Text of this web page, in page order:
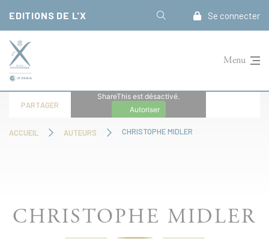
EDITIONS DE L'X Se connecter
Menu
ACCUEIL AUTEURS CHRISTOPHE MIDLER
PARTAGER
ShareThis est désactivé.
Autoriser
CHRISTOPHE MIDLER